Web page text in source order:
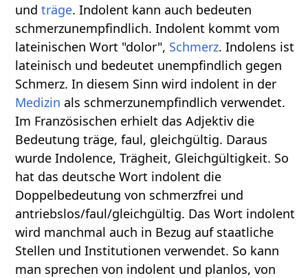
undträge. Indolent kann auch bedeuten
schmerzunempfindlich. Indolent kommt vom
lateinischen Wort "dolor", Schmerz. Indolens ist
lateinisch und bedeutet unempfindlich gegen
Schmerz. In diesem Sinn wird indolent in der
Medizin als schmerzunempfindlich verwendet.
Im Französischen erhielt das Adjektiv die
Bedeutung träge, faul, gleichgültig. Daraus
wurde Indolence, Trägheit, Gleichgültigkeit. So
hat das deutsche Wort indolent die
Doppelbedeutung von schmerzfrei und
antriebslos/faul/gleichgültig. Das Wort indolent
wird manchmal auch in Bezug auf staatliche
Stellen und Institutionen verwendet. So kann
man sprechen von indolent und planlos, von